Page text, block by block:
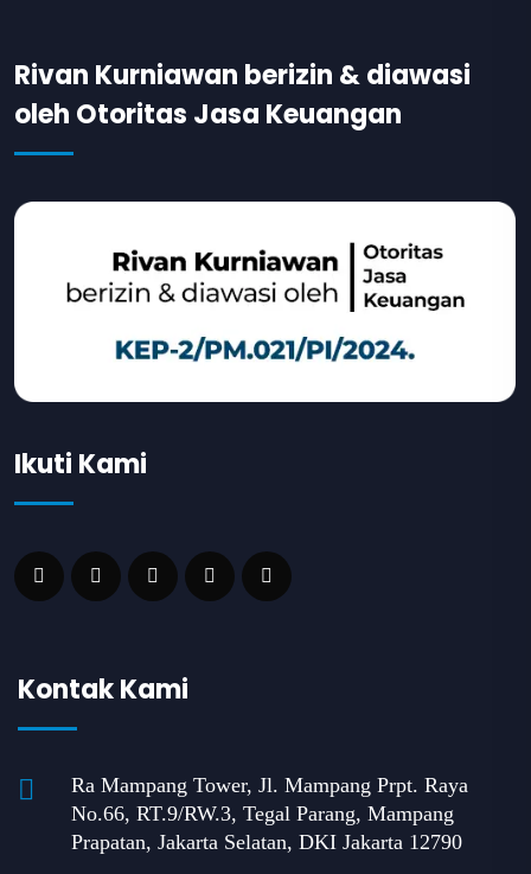
Rivan Kurniawan berizin & diawasi
oleh Otoritas Jasa Keuangan
Ikuti Kami
Kontak Kami
Ra Mampang Tower, Jl. Mampang Prpt. Raya
No.66, RT.9/RW.3, Tegal Parang, Mampang
Prapatan, Jakarta Selatan, DKI Jakarta 12790